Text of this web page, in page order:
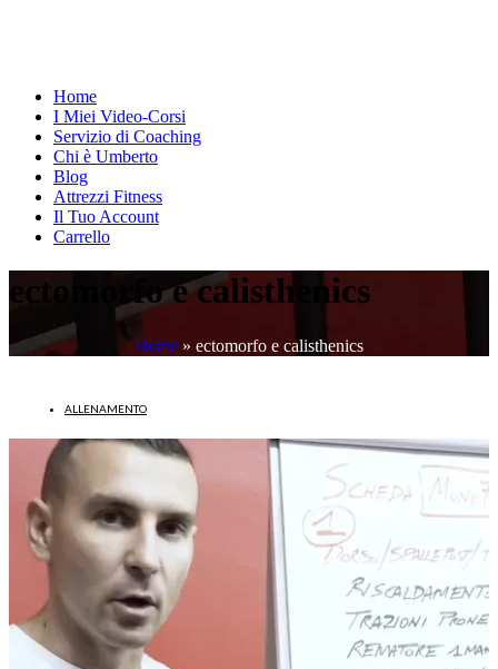
Home
I Miei Video-Corsi
Servizio di Coaching
Chi è Umberto
Blog
Attrezzi Fitness
Il Tuo Account
Carrello
ectomorfo e calisthenics
Home » ectomorfo e calisthenics
ALLENAMENTO